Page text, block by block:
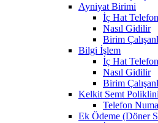
Ayniyat Birimi
İç Hat Telefon
Nasıl Gidilir
Birim
Bilgi İşlem
İç Hat Telefon
Nasıl Gidilir
Birim
Kelkit Semt
Telefon
Ek Ödeme (Döner